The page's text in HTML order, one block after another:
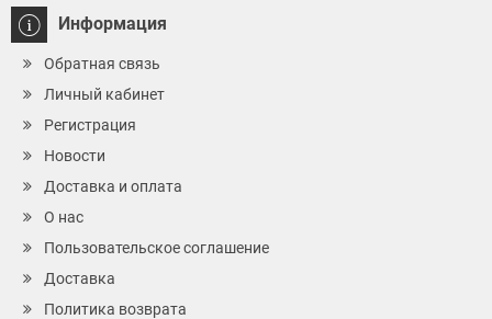
Информация
Обратная связь
Личный кабинет
Регистрация
Новости
Доставка и оплата
О нас
Пользовательское соглашение
Доставка
Политика возврата